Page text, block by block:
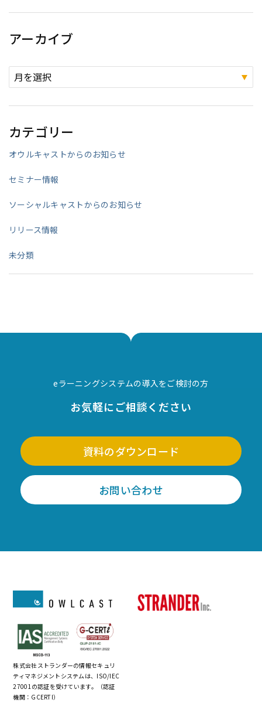
アーカイブ
カテゴリー
オウルキャストからのお知らせ
セミナー情報
ソーシャルキャストからのお知らせ
リリース情報
未分類
eラーニングシステムの導入をご検討の方
お気軽にご相談ください
資料のダウンロード
お問い合わせ
株式会社ストランダーの情報セキュリ
ティマネジメントシステムは、ISO/IEC
27001の認証を受けています。（認証
機関：GCERTI）